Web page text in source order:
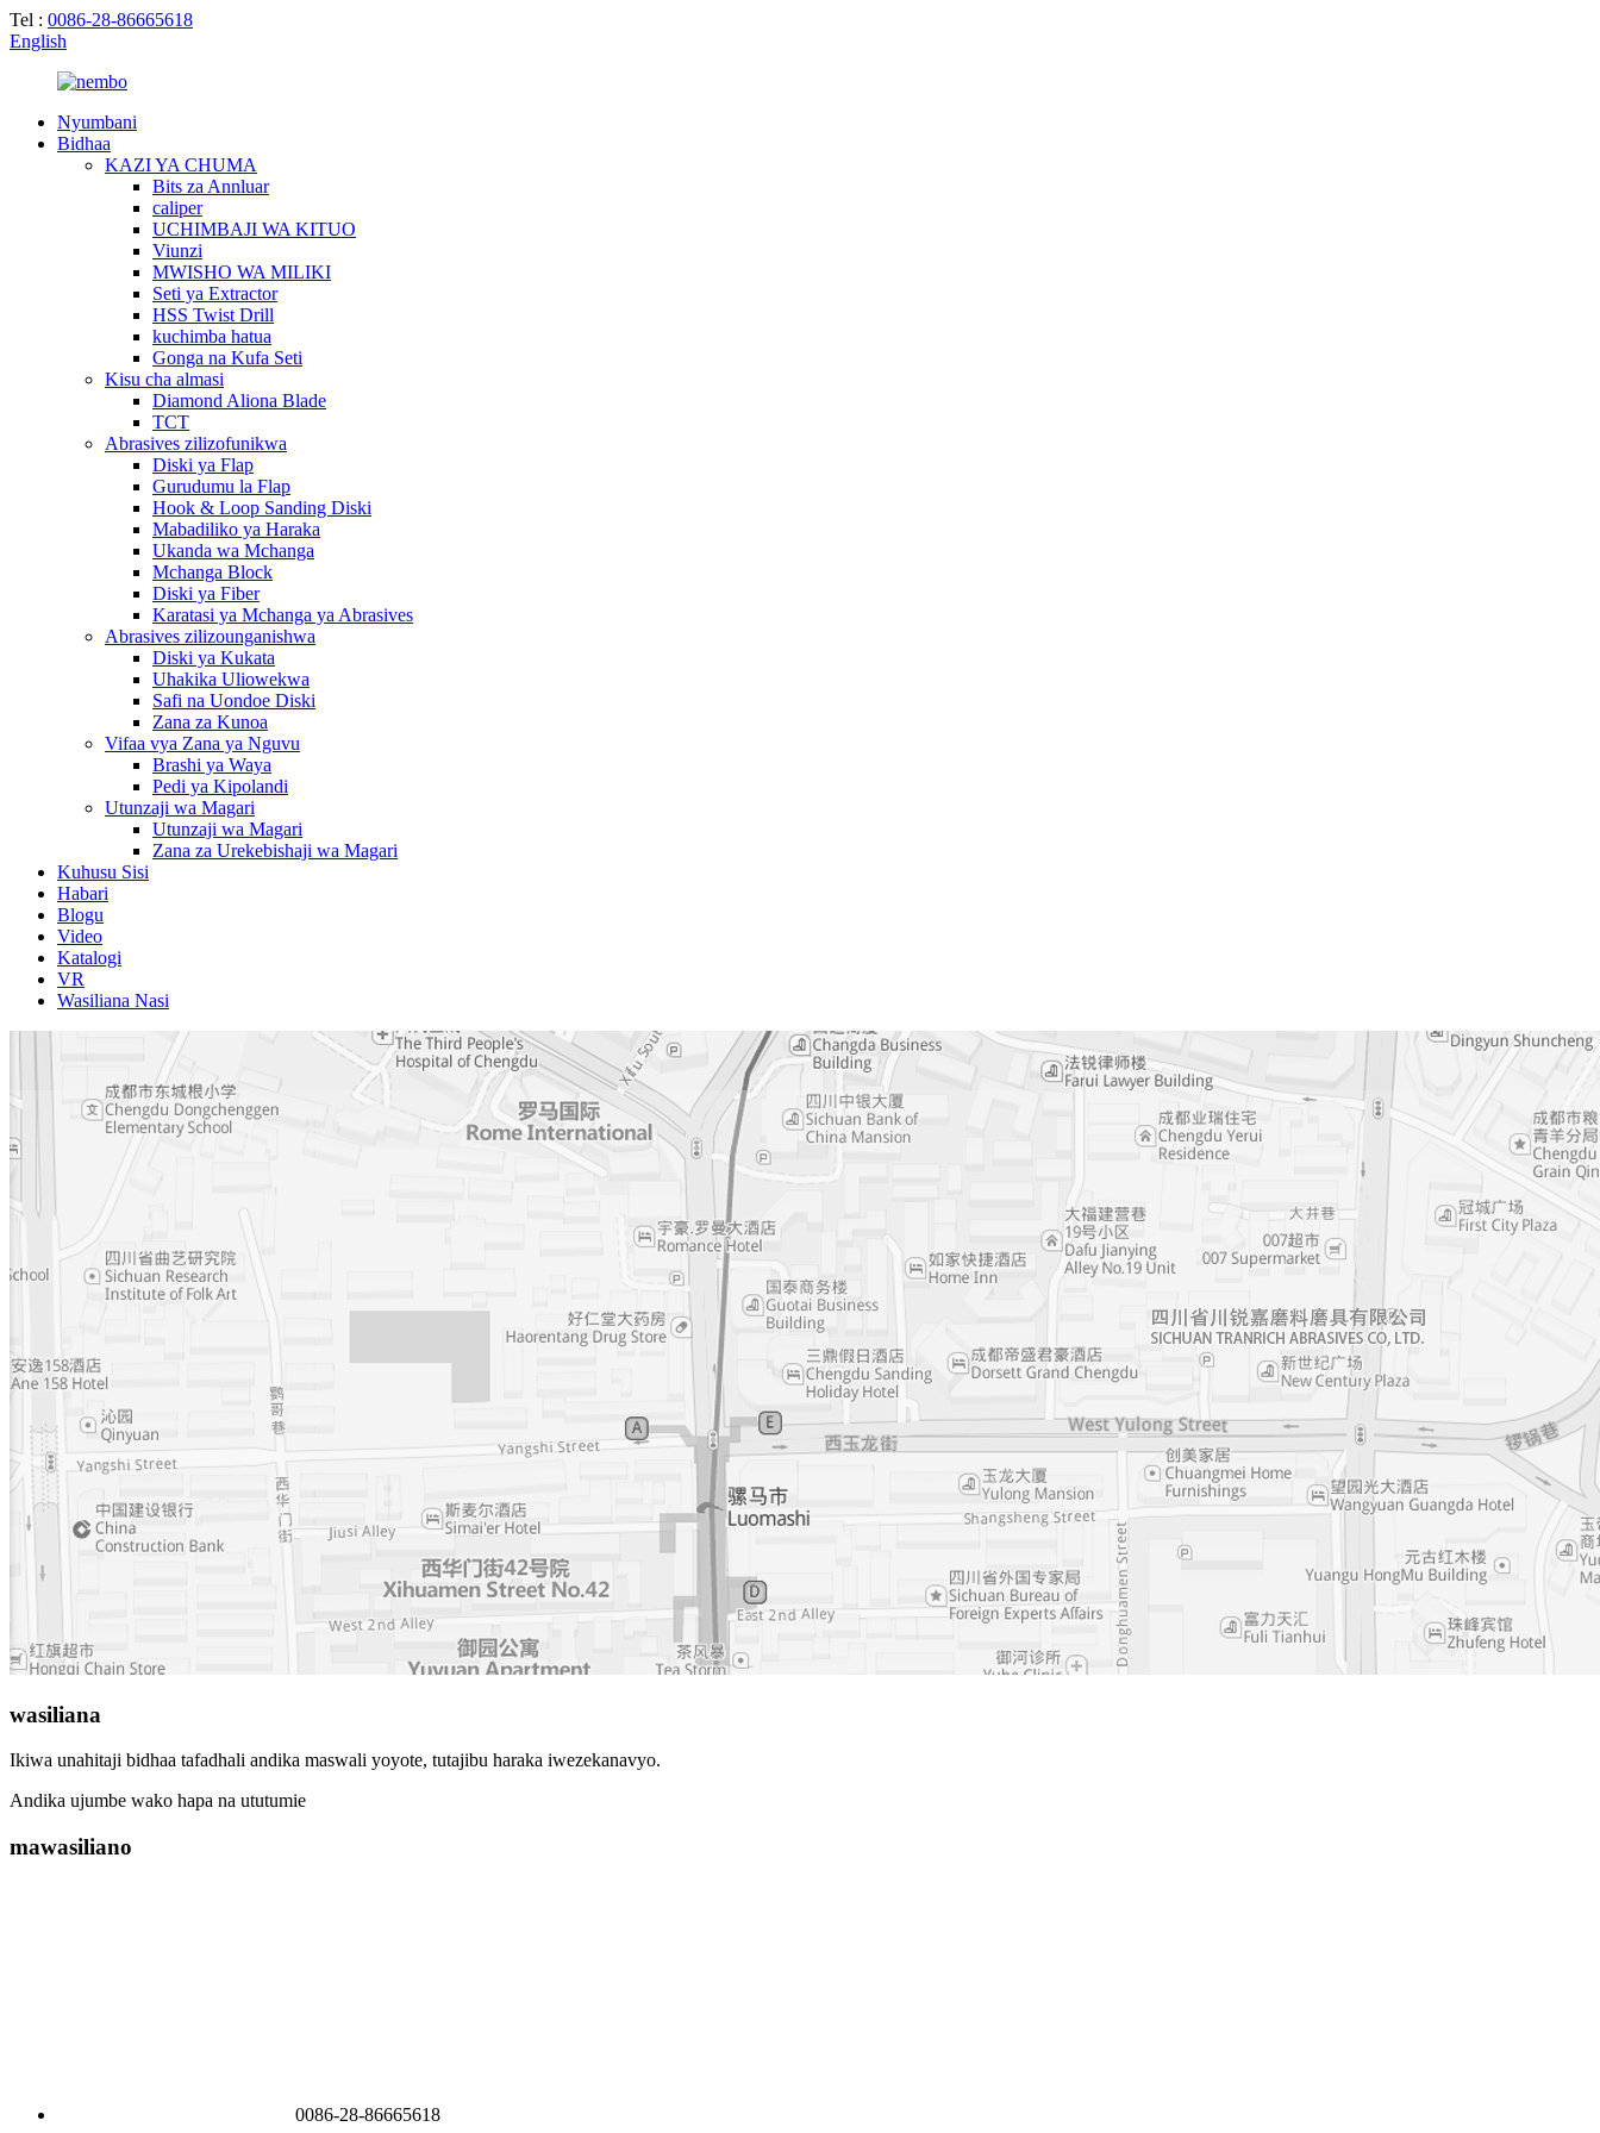
Tel : 0086-28-86665618
English
Nyumbani
Bidhaa
KAZI YA CHUMA
Bits za Annluar
caliper
UCHIMBAJI WA KITUO
Viunzi
MWISHO WA MILIKI
Seti ya Extractor
HSS Twist Drill
kuchimba hatua
Gonga na Kufa Seti
Kisu cha almasi
Diamond Aliona Blade
TCT
Abrasives zilizofunikwa
Diski ya Flap
Gurudumu la Flap
Hook & Loop Sanding Diski
Mabadiliko ya Haraka
Ukanda wa Mchanga
Mchanga Block
Diski ya Fiber
Karatasi ya Mchanga ya Abrasives
Abrasives zilizounganishwa
Diski ya Kukata
Uhakika Uliowekwa
Safi na Uondoe Diski
Zana za Kunoa
Vifaa vya Zana ya Nguvu
Brashi ya Waya
Pedi ya Kipolandi
Utunzaji wa Magari
Utunzaji wa Magari
Zana za Urekebishaji wa Magari
Kuhusu Sisi
Habari
Blogu
Video
Katalogi
VR
Wasiliana Nasi
wasiliana
Ikiwa unahitaji bidhaa tafadhali andika maswali yoyote, tutajibu haraka iwezekanavyo.
Andika ujumbe wako hapa na ututumie
mawasiliano
0086-28-86665618